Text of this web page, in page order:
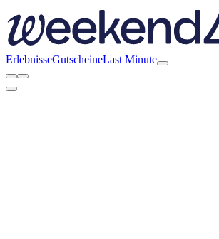
ErlebnisseGutscheineLast Minute